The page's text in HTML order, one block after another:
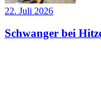
22. Juli 2026
Schwanger bei